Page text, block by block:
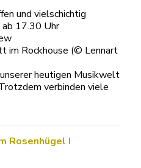
und vielschichtig
17.30 Uhr
im Rockhouse (© Lennart
heutigen Musikwelt
verbinden viele
Rosenhügel I